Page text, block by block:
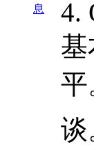
息
4.
平
谈